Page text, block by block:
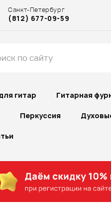
Санкт-Петербург
(812) 677-09-59
гитар Гитарная
Перкуссия